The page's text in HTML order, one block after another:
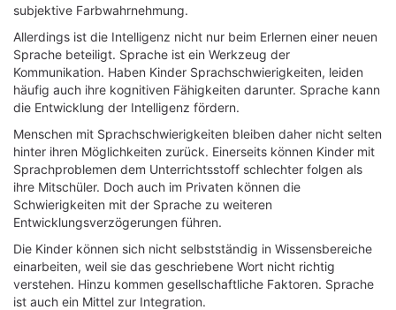
subjektive Farbwahrnehmung.
Allerdings ist die Intelligenz nicht nur beim Erlernen einer neuen
Sprache beteiligt. Sprache ist ein Werkzeug der
Kommunikation. Haben Kinder Sprachschwierigkeiten, leiden
häufig auch ihre kognitiven Fähigkeiten darunter. Sprache kann
die Entwicklung der Intelligenz fördern.
Menschen mit Sprachschwierigkeiten bleiben daher nicht selten
hinter ihren Möglichkeiten zurück. Einerseits können Kinder mit
Sprachproblemen dem Unterrichtsstoff schlechter folgen als
ihre Mitschüler. Doch auch im Privaten können die
Schwierigkeiten mit der Sprache zu weiteren
Entwicklungsverzögerungen führen.
Die Kinder können sich nicht selbstständig in Wissensbereiche
einarbeiten, weil sie das geschriebene Wort nicht richtig
verstehen. Hinzu kommen gesellschaftliche Faktoren. Sprache
ist auch ein Mittel zur Integration.